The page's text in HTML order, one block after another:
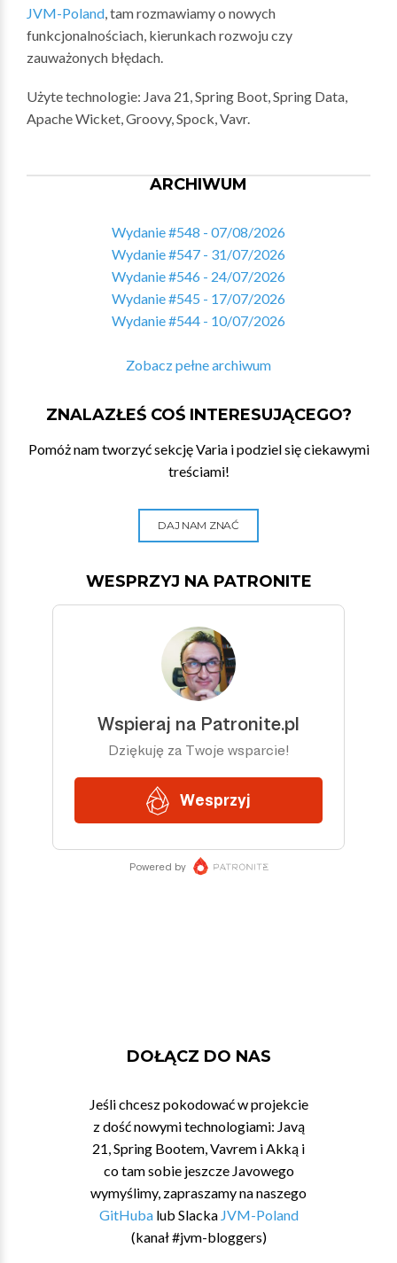
JVM-Poland, tam rozmawiamy o nowych
funkcjonalnościach, kierunkach rozwoju czy
zauważonych błędach.
Użyte technologie: Java 21, Spring Boot, Spring Data,
Apache Wicket, Groovy, Spock, Vavr.
ARCHIWUM
Wydanie #548 - 07/08/2026
Wydanie #547 - 31/07/2026
Wydanie #546 - 24/07/2026
Wydanie #545 - 17/07/2026
Wydanie #544 - 10/07/2026
Zobacz pełne archiwum
ZNALAZŁEŚ COŚ INTERESUJĄCEGO?
Pomóż nam tworzyć sekcję Varia i podziel się ciekawymi
treściami!
DAJ NAM ZNAĆ
WESPRZYJ NA PATRONITE
DOŁĄCZ DO NAS
Jeśli chcesz pokodować w projekcie
z dość nowymi technologiami: Javą
21, Spring Bootem, Vavrem i Akką i
co tam sobie jeszcze Javowego
wymyślimy, zapraszamy na naszego
GitHubalub Slacka JVM-Poland
(kanał #jvm-bloggers)